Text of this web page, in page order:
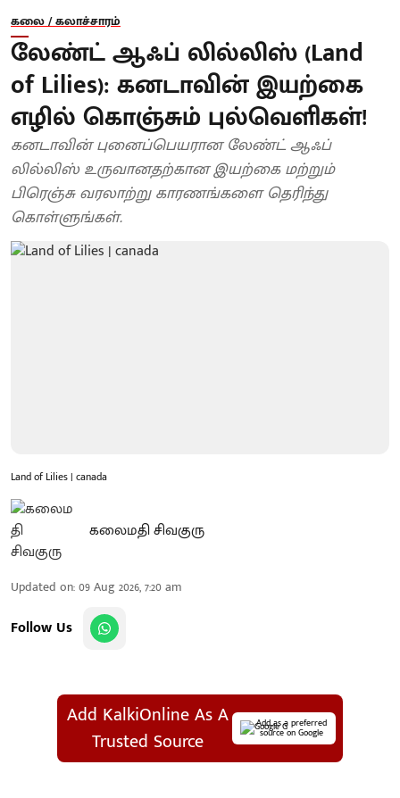
கலை / கலாச்சாரம்
லேண்ட் ஆஃப் லில்லிஸ் (Land
of Lilies): கனடாவின் இயற்கை
எழில் கொஞ்சும் புல்வெளிகள்!
கனடாவின் புனைப்பெயரான லேண்ட் ஆஃப்
லில்லிஸ் உருவானதற்கான இயற்கை மற்றும்
பிரெஞ்சு வரலாற்று காரணங்களை தெரிந்து
கொள்ளுங்கள்.
Land of Lilies | canada
கலைமதி சிவகுரு
Updated on:09 Aug 2026, 7:20 am
Follow Us
Add KalkiOnline As A
Trusted Source
Add as a preferred
source on Google